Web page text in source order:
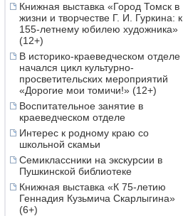
Книжная выставка «Город Томск в
жизни и творчестве Г. И. Гуркина: к
155-летнему юбилею художника»
(12+)
В историко-краеведческом отделе
начался цикл культурно-
просветительских мероприятий
«Дорогие мои томичи!» (12+)
Воспитательное занятие в
краеведческом отделе
Интерес к родному краю со
школьной скамьи
Семиклассники на экскурсии в
Пушкинской библиотеке
Книжная выставка «К 75-летию
Геннадия Кузьмича Скарлыгина»
(6+)